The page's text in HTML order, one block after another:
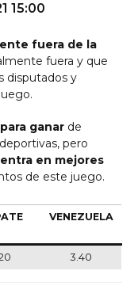
15:00
fuera de la
fuera y que
disputados y
ganar de
pero
en mejores
de este juego.
VENEZUELA
3.40